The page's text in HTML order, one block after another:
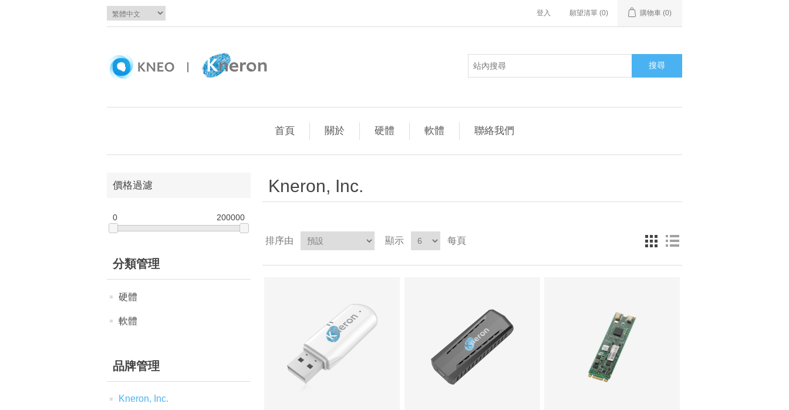
登入 願望清單 (0) 購物車 (0)
搜尋
首頁 關於 硬體 軟體 聯絡我們
價格過濾
0 200000
分類管理
硬體
軟體
品牌管理
Kneron, Inc.
Kneron, Inc.
排序由 顯示 每頁